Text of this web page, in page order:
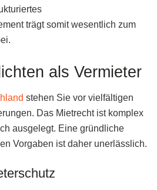
trägt somit wesentlich zum
als Vermieter
stehen Sie vor vielfältigen
Das Mietrecht ist komplex
ausgelegt. Eine gründliche
Vorgaben ist daher unerlässlich.